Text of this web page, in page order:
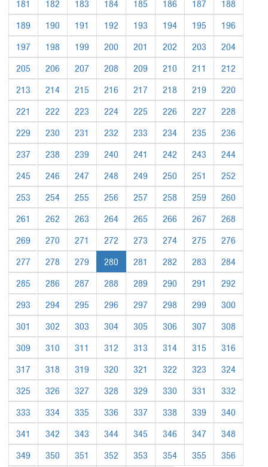
181
182 183 184 185 186 187
188
189
190 191 192 193 194 195
196
197
198 199 200 201 202 203
204
205
206 207 208 209 210 211
212
213
214 215 216 217 218 219
220
221
222 223 224 225 226 227
228
229
230 231 232 233 234 235
236
237
238 239 240 241 242 243
244
245
246 247 248 249 250 251
252
253
254 255 256 257 258 259
260
261
262 263 264 265 266 267
268
269
270 271 272 273 274 275
276
277
278 279 280 281 282 283
284
285
286 287 288 289 290 291
292
293
294 295 296 297 298 299
300
301
302 303 304 305 306 307
308
309
310 311 312 313 314 315
316
317
318 319 320 321 322 323
324
325
326 327 328 329 330 331
332
333
334 335 336 337 338 339
340
341
342 343 344 345 346 347
348
349
350 351 352 353 354 355
356